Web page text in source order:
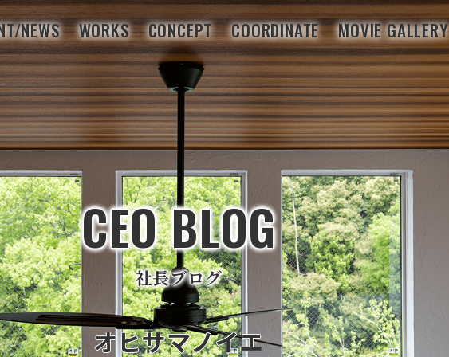
NEWS WORKS CONCEPT COORDINATE MOVIE GALLERY
オヒサマノイエ
CEO BLOG
社長ブログ